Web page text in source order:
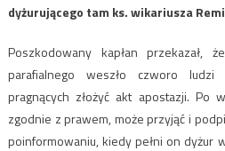
dyżurującego tam ks. wikariusza
Poszkodowany kapłan
parafialnego weszło czworo
pragnących złożyć akt apostazji. Po
zgodnie z prawem, może przyjąć i
poinformowaniu, kiedy pełni on dyżur